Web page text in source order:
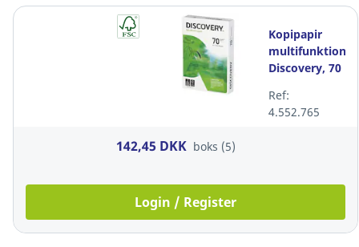
Kopipapir
multifunktion,
Discovery, 70
A4, pakke a 5
x 500 ark
Ref:
4.552.765
142,45 DKK boks (5)
Login / Register